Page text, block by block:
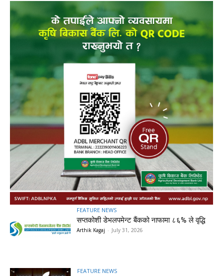
FEATURE NEWS
सप्तकोशी डेभलपमेन्ट बैंकको नाफामा ८६% ले वृद्धि
Arthik Kagaj - July 31, 2026
FEATURE NEWS